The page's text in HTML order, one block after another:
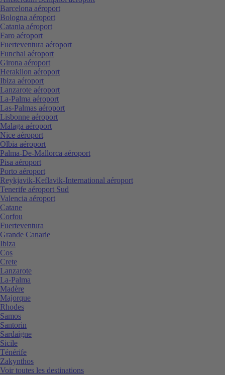
Barcelona aéroport
Bologna aéroport
Catania aéroport
Faro aéroport
Fuerteventura aéroport
Funchal aéroport
Girona aéroport
Heraklion aéroport
Ibiza aéroport
Lanzarote aéroport
La-Palma aéroport
Las-Palmas aéroport
Lisbonne aéroport
Malaga aéroport
Nice aéroport
Olbia aéroport
Palma-De-Mallorca aéroport
Pisa aéroport
Porto aéroport
Reykjavik-Keflavik-International aéroport
Tenerife aéroport Sud
Valencia aéroport
Catane
Corfou
Fuerteventura
Grande Canarie
Ibiza
Cos
Crete
Lanzarote
La-Palma
Madère
Majorque
Rhodes
Samos
Santorin
Sardaigne
Sicile
Ténérife
Zakynthos
Voir toutes les destinations